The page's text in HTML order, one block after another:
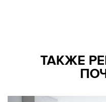
ТАКЖЕ